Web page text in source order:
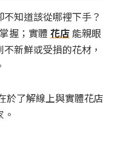
知道該從哪裡下手？
握；實體 花店 能親眼
新鮮或受損的花材，
於了解線上與實體花店